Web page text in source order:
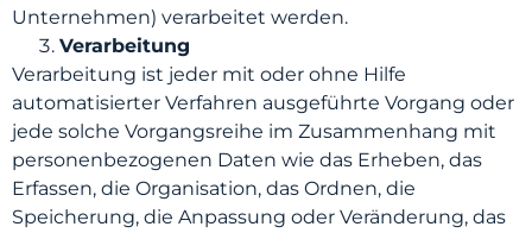
Unternehmen) verarbeitet werden.
Verarbeitung
Verarbeitung ist jeder mit oder ohne Hilfe
automatisierter Verfahren ausgeführte Vorgang oder
jede solche Vorgangsreihe im Zusammenhang mit
personenbezogenen Daten wie das Erheben, das
Erfassen, die Organisation, das Ordnen, die
Speicherung, die Anpassung oder Veränderung, das